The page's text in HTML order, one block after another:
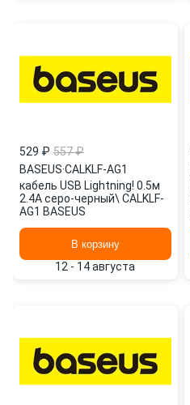
529 ₽ 557 ₽
BASEUS·CALKLF-AG1
кабель USB Lightning! 0.5м
2.4A серо-черный\ CALKLF-
AG1 BASEUS
В корзину
12 - 14 августа